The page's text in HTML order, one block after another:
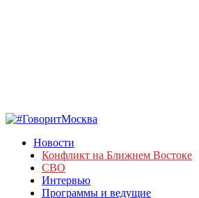
Новости
Конфликт на Ближнем Востоке
СВО
Интервью
Программы и ведущие